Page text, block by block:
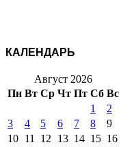
КАЛЕНДАРЬ
Август 2026
Пн Вт Ср Чт Пт Сб Вс
1
2
3
4 5 6 7 8
9
10 11 12 13 14 15 16